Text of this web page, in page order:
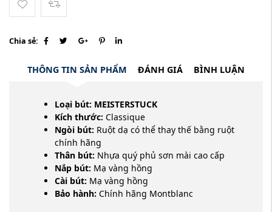
Chia sẻ:
THÔNG TIN SẢN PHẨM ĐÁNH GIÁ BÌNH LUẬN
Loại bút: MEISTERSTUCK
Kích thước: Classique
Ngòi bút: Ruột dạ có thể thay thế bằng ruột
chính hãng
Thân bút: Nhựa quý phủ sơn mài cao cấp
Nắp bút: Mạ vàng hồng
Cài bút: Mạ vàng hồng
Bảo hành: Chính hãng Montblanc